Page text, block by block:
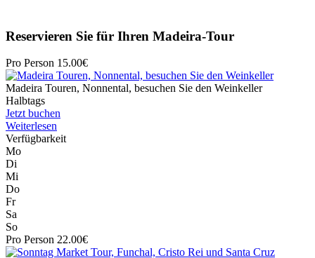
Reservieren Sie für Ihren Madeira-Tour
Pro Person 15.00€
Madeira Touren, Nonnental, besuchen Sie den Weinkeller
Halbtags
Jetzt buchen
Weiterlesen
Verfügbarkeit
Mo
Di
Mi
Do
Fr
Sa
So
Pro Person 22.00€